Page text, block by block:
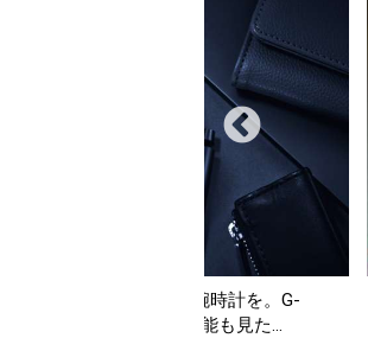
だ「指名買い」】2026年7月掲載記事か